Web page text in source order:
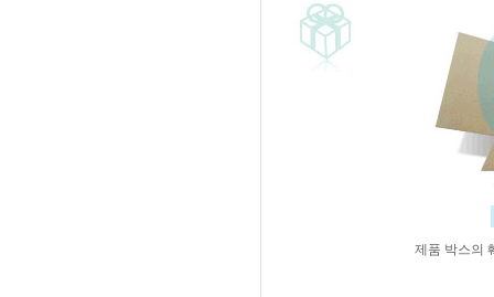
제품 박스의